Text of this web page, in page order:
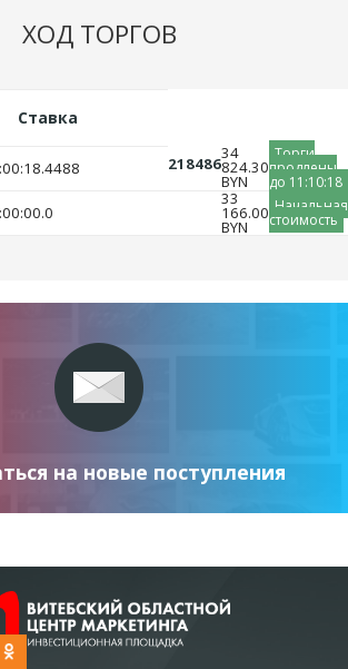
ХОД ТОРГОВ
Ставка
218486
34
824.30
BYN
Торги
продлены
до 11:10:18
33
166.00
BYN
Начальная
стоимость
на новые поступления